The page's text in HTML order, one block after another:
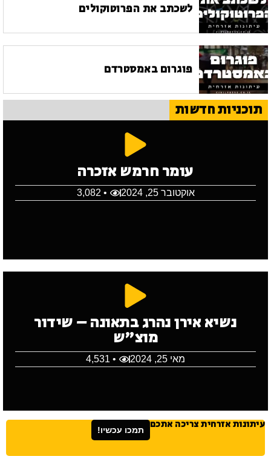
לשכתב את הפרוטוקולים
פוגרום באמסטרדם
תוכניות חדשות
עומר חרמש אזכרה
אוקטובר 25, 2024 • 3,082
נשיא אירן נהרג בתאונה – שידור
מוצ"ש
מאי 25, 2024 • 4,531
עיתונות אזרחית צריכה אתכם תמכו עכשיו!